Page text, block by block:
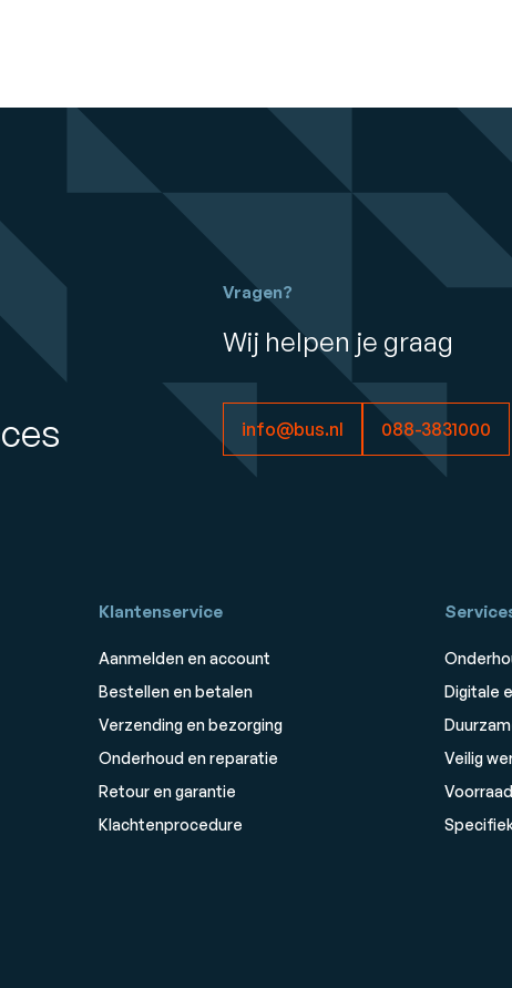
Vragen?
Wij helpen je graag
info@bus.nl 088-3831000
Klantenservice
Aanmelden en account
Bestellen en betalen
Verzending en bezorging
Onderhoud en reparatie
Retour en garantie
Klachtenprocedure
Digitale
Veilig